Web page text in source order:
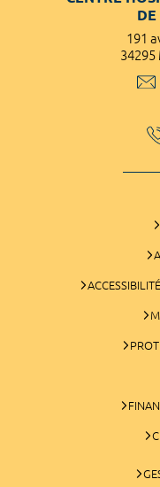
DE
191